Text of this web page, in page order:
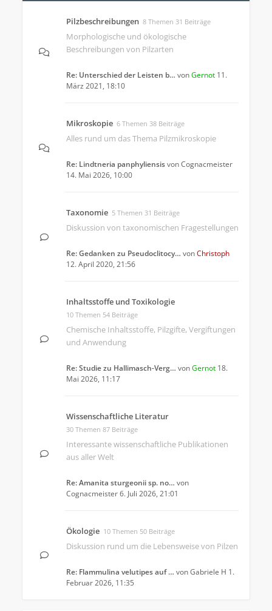
Pilzbeschreibungen 8 Themen 31 Beiträge
Morphologische und ökologische
Beschreibungen von Pilzarten
Re: Unterschied der Leisten b… vonGernot 11.
März 2021, 18:10
Mikroskopie 6 Themen 38 Beiträge
Alles rund um das Thema Pilzmikroskopie
Re: Lindtneria panphyliensisvonCognacmeister
14. Mai 2026, 10:00
Taxonomie 5 Themen 31 Beiträge
Diskussion von taxonomischen Fragestellungen
Re: Gedanken zu Pseudoclitocy… vonChristoph
12. April 2020, 21:56
Inhaltsstoffe und Toxikologie
10 Themen 54 Beiträge
Chemische Inhaltsstoffe, Pilzgifte, Vergiftungen
und Anwendung
Re: Studie zu Hallimasch-Verg… vonGernot 18.
Mai 2026, 11:17
Wissenschaftliche Literatur
30 Themen 87 Beiträge
Interessante wissenschaftliche Publikationen
aus aller Welt
Re: Amanita sturgeonii sp. no… von
Cognacmeister6. Juli 2026, 21:01
Ökologie 10 Themen 50 Beiträge
Diskussion rund um die Lebensweise von Pilzen
Re: Flammulina velutipes auf … vonGabriele H 1.
Februar 2026, 11:35